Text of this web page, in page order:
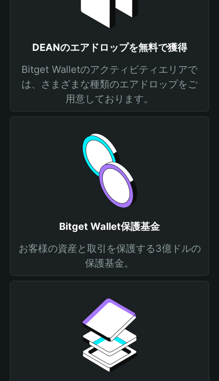
DEANのエアドロップを無料で獲得
Bitget Walletのアクティビティエリアで
は、さまざまな種類のエアドロップをご
用意しております。
Bitget Wallet保護基金
お客様の資産と取引を保護する3億ドルの
保護基金。